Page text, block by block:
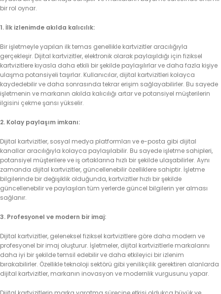
bir rol oynar.
1. İlk izlenimde akılda kalıcılık:
Bir işletmeyle yapılan ilk temas genellikle kartvizitler aracılığıyla
gerçekleşir. Dijital kartvizitler, elektronik olarak paylaşıldığı için fiziksel
kartvizitlere kıyasla daha etkili bir şekilde paylaşılırlar ve daha fazla kişiye
ulaşma potansiyeli taşırlar. Kullanıcılar, dijital kartvizitleri kolayca
kaydedebilir ve daha sonrasında tekrar erişim sağlayabilirler. Bu sayede
işletmenin ve markanın akılda kalıcılığı artar ve potansiyel müşterilerin
ilgisini çekme şansı yükselir.
2. Kolay paylaşım imkanı:
Dijital kartvizitler, sosyal medya platformları ve e-posta gibi dijital
kanallar aracılığıyla kolayca paylaşılabilir. Bu sayede işletme sahipleri,
potansiyel müşterilere ve iş ortaklarına hızlı bir şekilde ulaşabilirler. Aynı
zamanda dijital kartvizitler, güncellenebilir özelliklere sahiptir. İşletme
bilgilerinde bir değişiklik olduğunda, kartvizitler hızlı bir şekilde
güncellenebilir ve paylaşılan tüm yerlerde güncel bilgilerin yer alması
sağlanır.
3. Profesyonel ve modern bir imaj:
Dijital kartvizitler, geleneksel fiziksel kartvizitlere göre daha modern ve
profesyonel bir imaj oluşturur. İşletmeler, dijital kartvizitlerle markalarını
daha iyi bir şekilde temsil edebilir ve daha etkileyici bir izlenim
bırakabilirler. Özellikle teknoloji sektörü gibi yenilikçilik gerektiren alanlarda
dijital kartvizitler, markanın inovasyon ve modernlik vurgusunu yapar.